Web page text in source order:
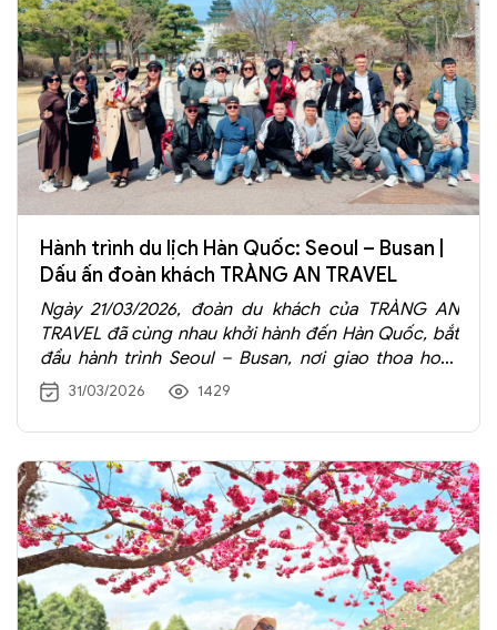
Hành trình du lịch Hàn Quốc: Seoul – Busan |
Dấu ấn đoàn khách TRÀNG AN TRAVEL
Ngày 21/03/2026, đoàn du khách của TRÀNG AN
TRAVEL đã cùng nhau khởi hành đến Hàn Quốc, bắt
đầu hành trình Seoul – Busan, nơi giao thoa hoàn
hảo giữa truyền thống và hiện đại, giữa nhịp sống
sôi động và những khoảnh khắc bình yên.
31/03/2026 1429